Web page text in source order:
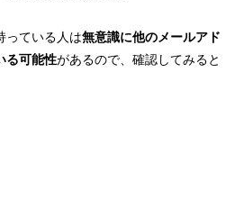
っている人は無意識に他のメールアド
る可能性があるので、確認してみると